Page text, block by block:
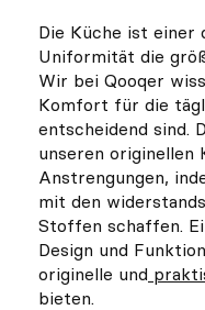
Die Küche ist einer
Uniformität die
Wir bei Qooqer
Komfort für die
entscheidend sind.
unseren originellen
Anstrengungen,
mit den
Stoffen schaffen.
Design und
originelle und
bieten.